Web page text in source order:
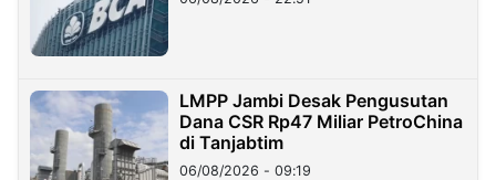
LMPP Jambi Desak Pengusutan
Dana CSR Rp47 Miliar PetroChina
di Tanjabtim
06/08/2026 - 09:19